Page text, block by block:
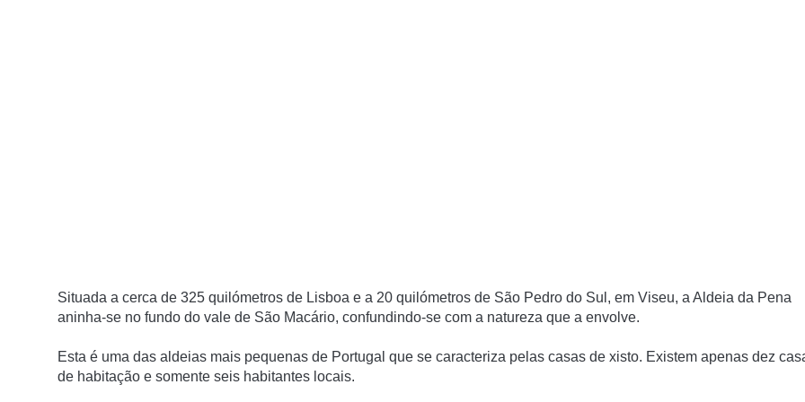
Situada a cerca de 325 quilómetros de Lisboa e a 20 quilómetros de São Pedro do Sul, em Viseu, a Aldeia da Pena
aninha-se no fundo do vale de São Macário, confundindo-se com a natureza que a envolve.
Esta é uma das aldeias mais pequenas de Portugal que se caracteriza pelas casas de xisto. Existem apenas dez
de habitação e somente seis habitantes locais.